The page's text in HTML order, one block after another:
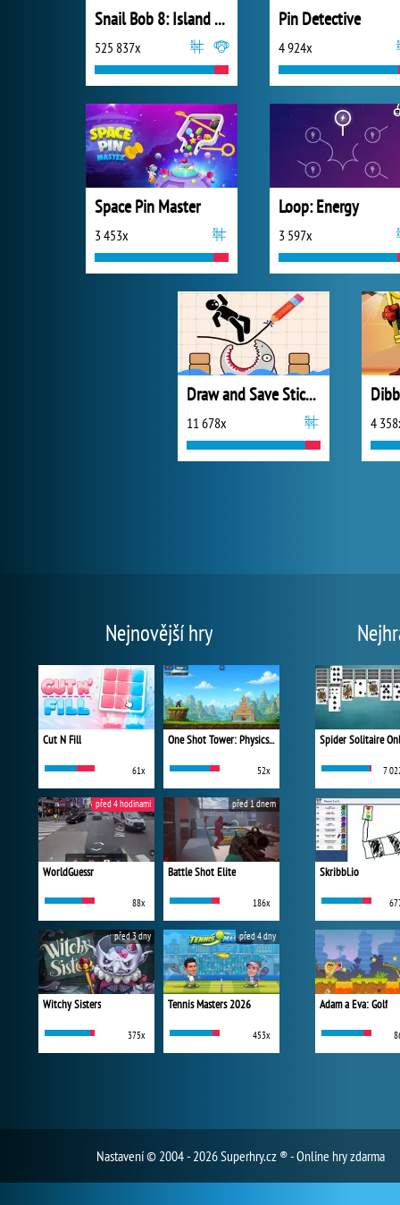
Snail Bob 8: Island Story
525 837x
Pin Detective
4 924x
Space Pin Master
3 453x
Loop: Energy
3 597x
Draw and Save Stickman
11 678x 4
Nejnovější hry
Cut N Fill
61x
One Shot Tower: Physics Destroyer
52x
WorldGuessr
88x
před 4 hodinami
Battle Shot Elite
186x
před 1 dnem
Witchy Sisters
375x
před 3 dny
Tennis Masters 2026
453x
před 4 dny
Spider Solitaire
7
Skribbl.io
Adam a Eva: Golf
Nastavení© 2004 - 2026 Superhry.cz ® - Online hry zdarma